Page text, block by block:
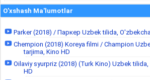
O'xshash Ma'lumotlar
Parker (2018) / Паркер Uzbek tilida,
Chempion (2018) Koreya filmi / Champion
tarjima, Kino HD
Oilaviy syurpriz (2018) (Turk Kino) Uzbek
HD